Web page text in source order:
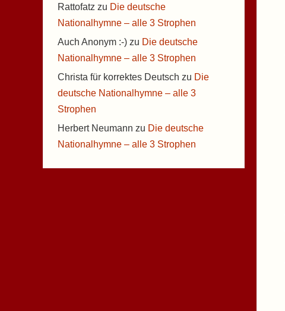
Rattofatz zu Die deutsche
Nationalhymne – alle 3 Strophen
Auch Anonym :-)zu Die deutsche
Nationalhymne – alle 3 Strophen
Christa für korrektes Deutsch zu Die
deutsche Nationalhymne – alle 3
Strophen
Herbert Neumann zu Die deutsche
Nationalhymne – alle 3 Strophen